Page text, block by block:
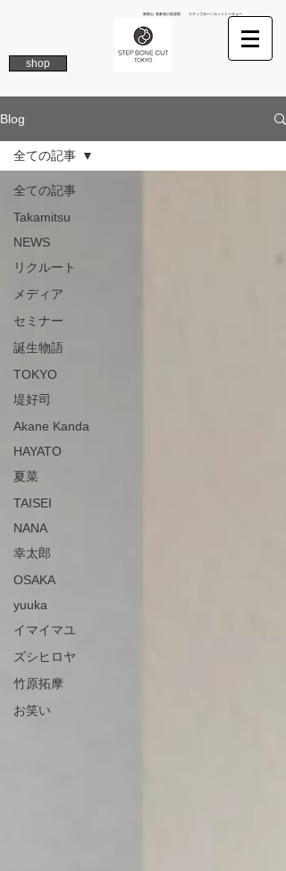
南青山 表参道の美容院 ステップボーンカットトーキョー
shop
Blog
全ての記事
Takamitsu
NEWS
リクルート
メディア
セミナー
誕生物語
TOKYO
堤好司
Akane Kanda
HAYATO
夏菜
TAISEI
NANA
幸太郎
OSAKA
yuuka
イマイマユ
ズシヒロヤ
竹原拓摩
お笑い
全ての記事